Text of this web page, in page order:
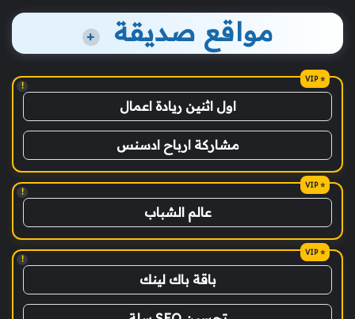
مواقع صديقة +
!
اول اثنين ريادة اعمال
مشاركة ارباح ادسنس
!
عالم الشباب
!
باقة باك لينك